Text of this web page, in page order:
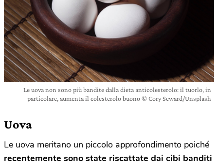
Le uova non sono più bandite dalla dieta anticolesterolo: il tuorlo, in
particolare, aumenta il colesterolo buono © Cory Seward/Unsplash
Uova
Le uova meritano un piccolo approfondimento poiché
recentemente sono state riscattate dai cibi banditi